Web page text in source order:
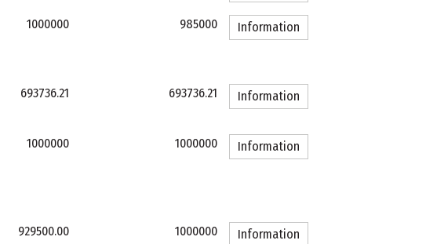
1000000 985000 Information
693736.21 693736.21 Information
1000000 1000000 Information
929500.00 1000000 Information